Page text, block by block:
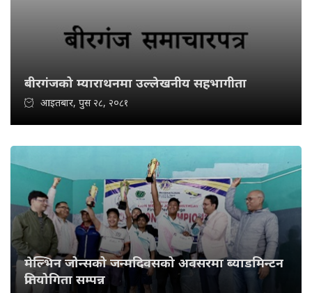
बीरगंजको म्याराथनमा उल्लेखनीय सहभागीता
आइतबार, पुस २८, २०८१
मेल्भिन जोन्सको जन्मदिवसको अवसरमा ब्याडमिन्टन
प्रतियोगिता सम्पन्न